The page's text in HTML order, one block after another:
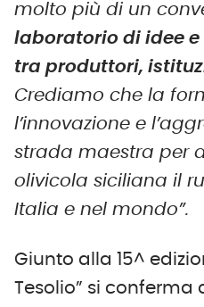
molto più di un
laboratorio di idee e
tra produttori,
Crediamo che la
l’innovazione e
strada maestra per
olivicola siciliana il
Italia e nel mondo”.
Giunto alla 15^
Tesolio” si